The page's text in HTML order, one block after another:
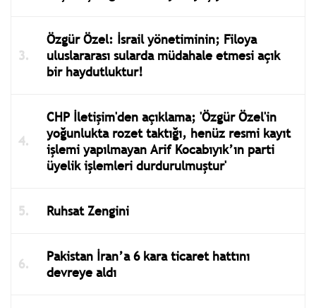
Özgür Özel: İsrail yönetiminin; Filoya
uluslararası sularda müdahale etmesi açık
bir haydutluktur!
CHP İletişim'den açıklama; 'Özgür Özel'in
yoğunlukta rozet taktığı, henüz resmi kayıt
işlemi yapılmayan Arif Kocabıyık’ın parti
üyelik işlemleri durdurulmuştur'
Ruhsat Zengini
Pakistan İran’a 6 kara ticaret hattını
devreye aldı